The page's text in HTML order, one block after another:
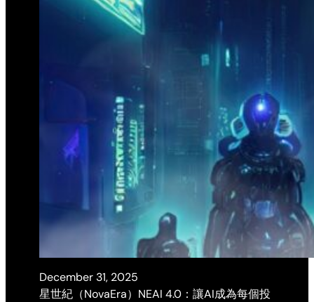
December 31, 2025
星世紀（NovaEra）NEAI 4.0：讓AI成為每個投